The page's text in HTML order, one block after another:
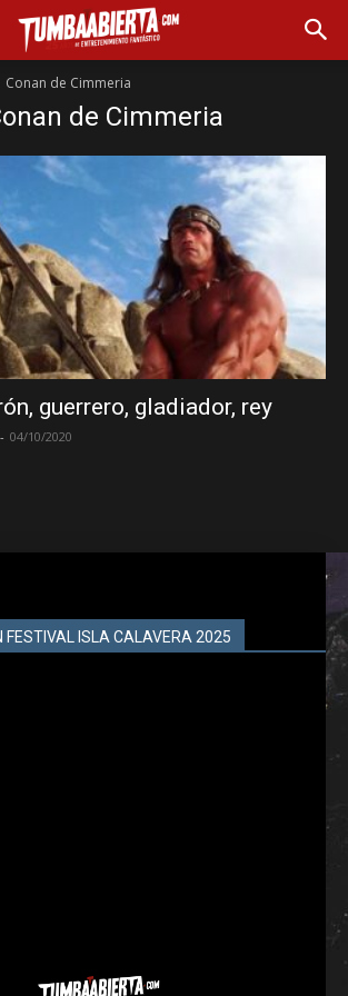
Conan de Cimmeria
de Cimmeria
guerrero, gladiador, rey
- 04/10/2020
FESTIVAL ISLA CALAVERA 2025